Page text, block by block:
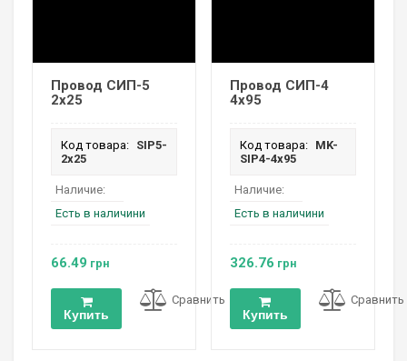
Провод СИП-5
2х25
Код товара: SIP5-
2х25
Наличие:
Есть в наличини
66.49 грн
Купить
Сравнить
Провод СИП-4
4х95
Код товара:
MK-
SIP4-4х95
Наличие:
Есть в наличини
326.76 грн
Купить
Сравнить